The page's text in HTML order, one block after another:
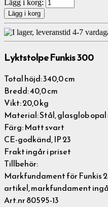
Lägg i korg:
Lyktstolpe Funkis 300
Total höjd: 340,0 cm
Bredd: 40,0 cm
Vikt: 20,0 kg
Material: Stål, glasglob
Färg: Matt svart
CE-godkänd, IP 23
Frakt ingår i priset
Tillbehör:
Markfundament för Funkis
artikel, markfundament
Art.nr 80595-13